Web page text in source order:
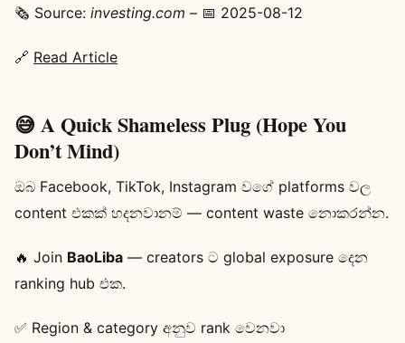
🗞️ Source: investing.com – 📅 2025-08-12
🔗 Read Article
😅 A Quick Shameless Plug (Hope You
Don’t Mind)
ඔබ Facebook, TikTok, Instagram වගේ platforms වල
content එකක් හදනවානම් — content waste නොකරන්න.
🔥 Join BaoLiba — creators ට global exposure දෙන
ranking hub එක.
✅ Region & category අනුව rank වෙනවා